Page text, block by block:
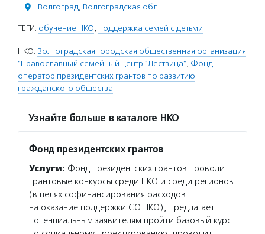
Волгоград, Волгоградская обл.
ТЕГИ: обучение НКО, поддержка семей с детьми
НКО: Волгоградская городская общественная организация
"Православный семейный центр "Лествица", Фонд-
оператор президентских грантов по развитию
гражданского общества
Узнайте больше в каталоге НКО
Фонд президентских грантов
Услуги: Фонд президентских грантов проводит
грантовые конкурсы среди НКО и среди регионов
(в целях софинансирования расходов
на оказание поддержки СО НКО), предлагает
потенциальным заявителям пройти базовый курс